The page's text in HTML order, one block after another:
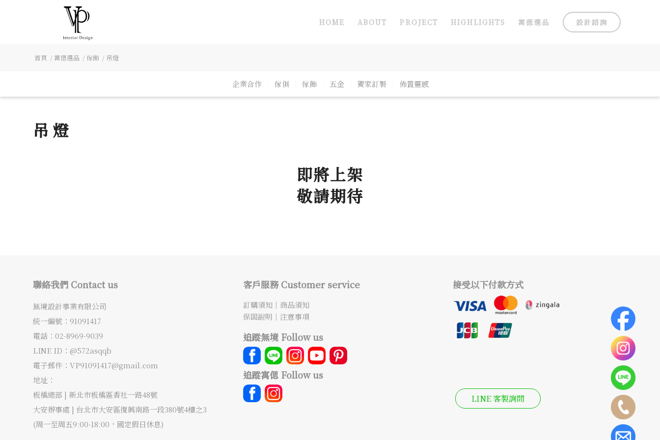
HOME ABOUT PROJECT HIGHLIGHTS 寓偲選品 設計諮詢
首頁 / 寓偲選品 / 傢飾 / 吊燈
企業合作 傢俱 傢飾 五金 獨家訂製 佈置靈感
吊 燈
即將上架
敬請期待
聯絡我們 Contact us
無境設計事業有限公司
統一編號：91091417
電話： 02-8969-9039
LINE ID：@572asqqb
電子郵件： VP91091417@gmail.com
地址：
板橋總部 | 新北市板橋區香社一路48號
大安辦事處 | 台北市大安區復興南路一段380號4樓之3
(周一至周五9:00-18:00，國定假日休息)
客戶服務 Customer service
訂購須知｜ 商品須知
保固說明 ｜ 注意事項
追蹤無境 Follow us
追蹤寓偲 Follow us
接受以下付款方式
LINE 客製詢問